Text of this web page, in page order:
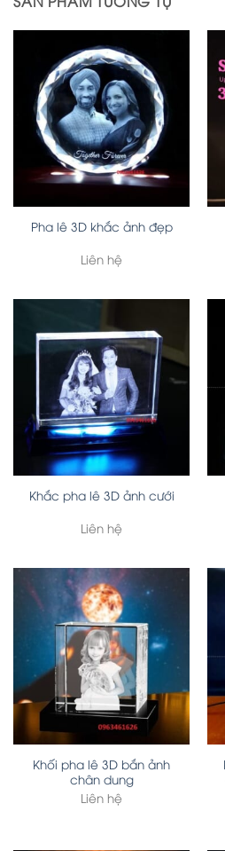
Pha lê 3D khắc ảnh đẹp
Liên hệ
Khắc pha lê 3D ảnh cưới
Liên hệ
Khối pha lê 3D bắn ảnh
chân dung
Liên hệ